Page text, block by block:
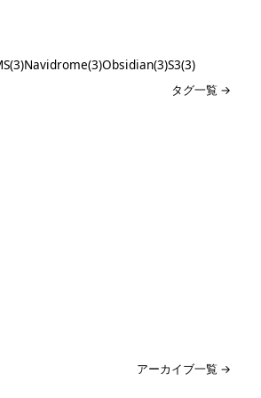
Navidrome(3)Obsidian(3)S3(3)
タグ一覧 →
アーカイブ一覧 →